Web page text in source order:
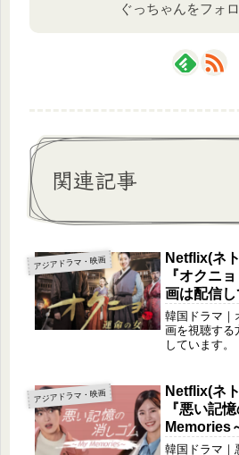
ぐっちゃんをフォ
関連記事
アジアドラマ・映画
Netflix(ネ
『オクニ
画は配信し
韓国ドラマ
画を視聴する
しています。
アジアドラマ・映画
Netflix(ネ
『悪い記
Memories
てる？
韓国ドラマ｜